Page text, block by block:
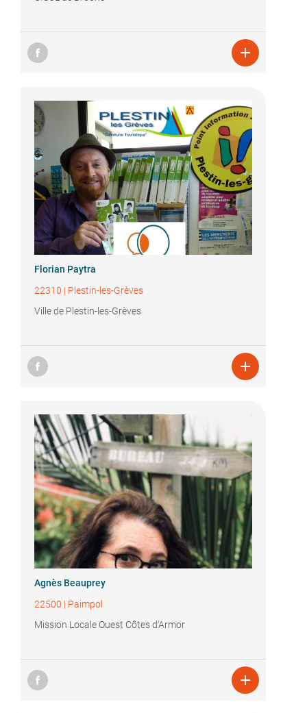

Florian Paytra
22310 | Plestin-les-Grèves
Ville de Plestin-les-Grèves

Agnès Beauprey
22500 | Paimpol
Mission Locale Ouest Côtes d'Armor
